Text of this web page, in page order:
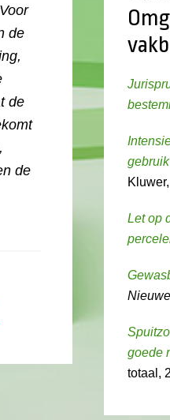
Voor
de
de
de
Let op
goede
totaal,